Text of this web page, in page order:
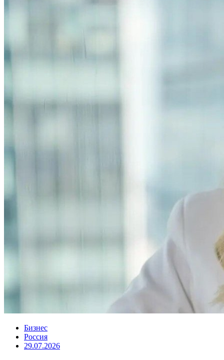
Бизнес
Россия
29.07.2026